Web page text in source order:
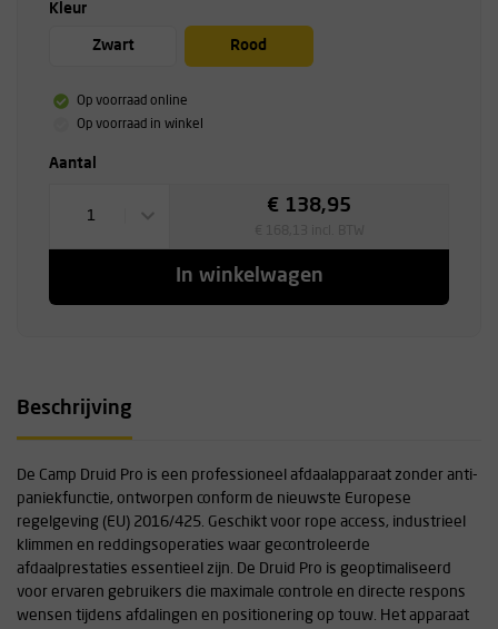
Kleur
Zwart Rood
Op voorraad online
Op voorraad in winkel
Aantal
1
€ 138,95
In winkelwagen
Beschrijving
De Camp Druid Pro is een professioneel afdaalapparaat zonder anti-
paniekfunctie, ontworpen conform de nieuwste Europese
regelgeving (EU) 2016/425. Geschikt voor rope access, industrieel
klimmen en reddingsoperaties waar gecontroleerde
afdaalprestaties essentieel zijn. De Druid Pro is geoptimaliseerd
voor ervaren gebruikers die maximale controle en directe respons
wensen tijdens afdalingen en positionering op touw. Het apparaat